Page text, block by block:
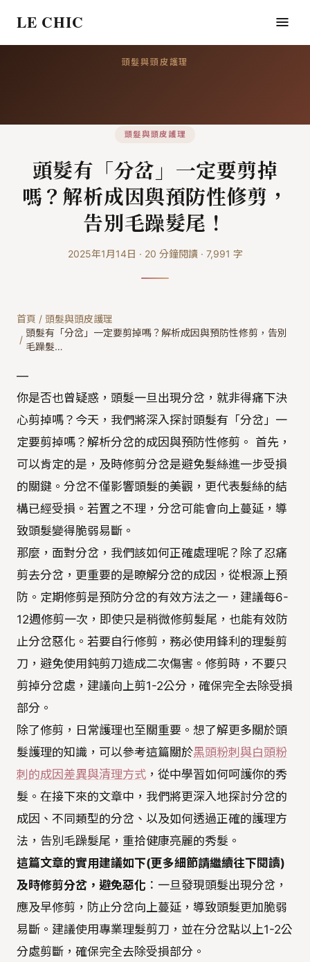
LE CHIC
頭髮與頭皮護理
頭髮與頭皮護理
頭髮有「分岔」一定要剪掉
嗎？解析成因與預防性修剪，
告別毛躁髮尾！
2025年1月14日 · 20 分鐘閱讀· 7,991 字
首頁 / 頭髮與頭皮護理
/
頭髮有「分岔」一定要剪掉嗎？解析成因與預防性修剪，告別
毛躁髮…
—
你是否也曾疑惑，頭髮一旦出現分岔，就非得痛下決
心剪掉嗎？今天，我們將深入探討頭髮有「分岔」一
定要剪掉嗎？解析分岔的成因與預防性修剪。 首先，
可以肯定的是，及時修剪分岔是避免髮絲進一步受損
的關鍵。分岔不僅影響頭髮的美觀，更代表髮絲的結
構已經受損。若置之不理，分岔可能會向上蔓延，導
致頭髮變得脆弱易斷。
那麼，面對分岔，我們該如何正確處理呢？除了忍痛
剪去分岔，更重要的是瞭解分岔的成因，從根源上預
防。定期修剪是預防分岔的有效方法之一，建議每6-
12週修剪一次，即使只是稍微修剪髮尾，也能有效防
止分岔惡化。若要自行修剪，務必使用鋒利的理髮剪
刀，避免使用鈍剪刀造成二次傷害。修剪時，不要只
剪掉分岔處，建議向上剪1-2公分，確保完全去除受損
部分。
除了修剪，日常護理也至關重要。想了解更多關於頭
髮護理的知識，可以參考這篇關於黑頭粉刺與白頭粉
刺的成因差異與清理方式 ，從中學習如何呵護你的秀
髮。在接下來的文章中，我們將更深入地探討分岔的
成因、不同類型的分岔、以及如何透過正確的護理方
法，告別毛躁髮尾，重拾健康亮麗的秀髮。
這篇文章的實用建議如下(更多細節請繼續往下閱讀)
及時修剪分岔，避免惡化 ：一旦發現頭髮出現分岔，
應及早修剪，防止分岔向上蔓延，導致頭髮更加脆弱
易斷。建議使用專業理髮剪刀，並在分岔點以上1-2公
分處剪斷，確保完全去除受損部分。